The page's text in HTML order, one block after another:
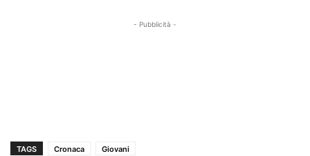
- Pubblicità -
TAGS Cronaca Giovani